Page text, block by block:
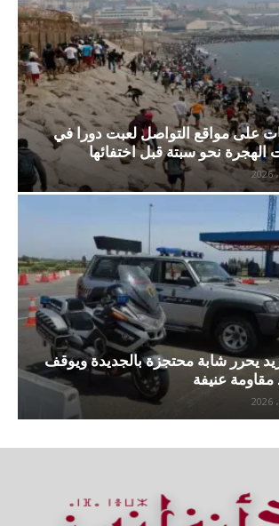
على مواقع التواصل لعبت دورا في
الهجرة نحو سبتة قبل اختفائها
يحرر شابة محتجزة بالجديدة ويوقف
مقاومة عنيفة